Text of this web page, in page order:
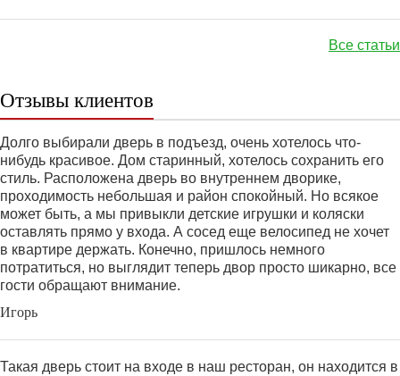
Все статьи
Отзывы клиентов
Долго выбирали дверь в подъезд, очень хотелось что-
нибудь красивое. Дом старинный, хотелось сохранить его
стиль. Расположена дверь во внутреннем дворике,
проходимость небольшая и район спокойный. Но всякое
может быть, а мы привыкли детские игрушки и коляски
оставлять прямо у входа. А сосед еще велосипед не хочет
в квартире держать. Конечно, пришлось немного
потратиться, но выглядит теперь двор просто шикарно, все
гости обращают внимание.
Игорь
Такая дверь стоит на входе в наш ресторан, он находится в